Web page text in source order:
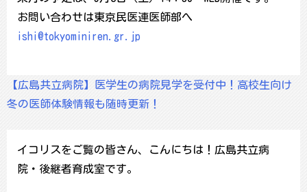
お問い合わせは東京民医連医師部へ
ishi@tokyominiren.gr.jp
【広島共立病院】医学生の病院見学を受付中！高校生向け
冬の医師体験情報も随時更新！
イコリスをご覧の皆さん、こんにちは！広島共立病
院・後継者育成室です。